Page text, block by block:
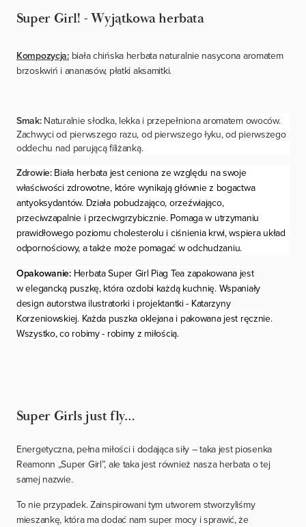
Super Girl! - Wyjątkowa herbata
Kompozycja: biała chińska herbata naturalnie nasycona aromatem
brzoskwiń i ananasów, płatki aksamitki.
Smak: Naturalnie słodka, lekka i przepełniona aromatem owoców.
Zachwyci od pierwszego razu, od pierwszego łyku, od pierwszego
oddechu nad parującą filiżanką.
Zdrowie:Biała herbata jest ceniona ze względu na swoje
właściwości zdrowotne, które wynikają głównie z bogactwa
antyoksydantów. Działa pobudzająco, orzeźwiająco,
przeciwzapalnie i przeciwgrzybicznie. Pomaga w utrzymaniu
prawidłowego poziomu cholesterolu i ciśnienia krwi, wspiera układ
odpornościowy, a także może pomagać w odchudzaniu.
Opakowanie:Herbata Super Girl Piag Tea zapakowana jest
w elegancką puszkę, która ozdobi każdą kuchnię. Wspaniały
design autorstwa ilustratorki i projektantki - Katarzyny
Korzeniowskiej. Każda puszka oklejana i pakowana jest ręcznie.
Wszystko, co robimy - robimy z miłością.
Super Girls just fly…
Energetyczna, pełna miłości i dodająca siły – taka jest piosenka
Reamonn „Super Girl”, ale taka jest również nasza herbata o tej
samej nazwie.
To nie przypadek. Zainspirowani tym utworem stworzyliśmy
mieszankę, która ma dodać nam super mocy i sprawić, że